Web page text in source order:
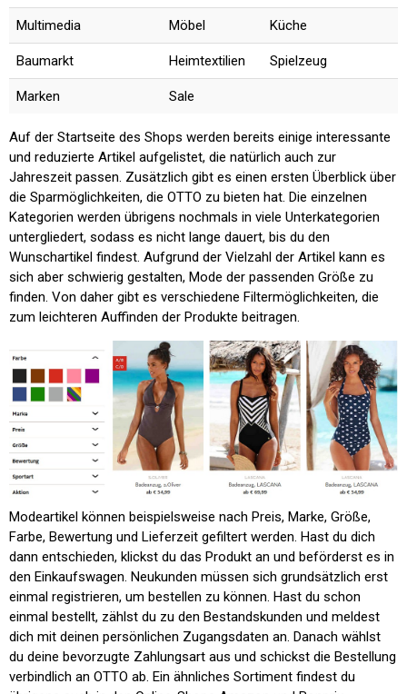
Multimedia Möbel Küche
Baumarkt Heimtextilien Spielzeug
Marken Sale
Auf der Startseite des Shops werden bereits einige interessante
und reduzierte Artikel aufgelistet, die natürlich auch zur
Jahreszeit passen. Zusätzlich gibt es einen ersten Überblick über
die Sparmöglichkeiten, die OTTO zu bieten hat. Die einzelnen
Kategorien werden übrigens nochmals in viele Unterkategorien
untergliedert, sodass es nicht lange dauert, bis du den
Wunschartikel findest. Aufgrund der Vielzahl der Artikel kann es
sich aber schwierig gestalten, Mode der passenden Größe zu
finden. Von daher gibt es verschiedene Filtermöglichkeiten, die
zum leichteren Auffinden der Produkte beitragen.
Modeartikel können beispielsweise nach Preis, Marke, Größe,
Farbe, Bewertung und Lieferzeit gefiltert werden. Hast du dich
dann entschieden, klickst du das Produkt an und beförderst es in
den Einkaufswagen. Neukunden müssen sich grundsätzlich erst
einmal registrieren, um bestellen zu können. Hast du schon
einmal bestellt, zählst du zu den Bestandskunden und meldest
dich mit deinen persönlichen Zugangsdaten an. Danach wählst
du deine bevorzugte Zahlungsart aus und schickst die Bestellung
verbindlich an OTTO ab. Ein ähnliches Sortiment findest du